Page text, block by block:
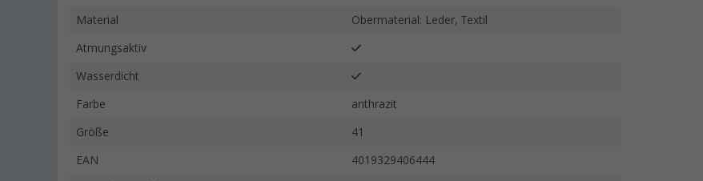
Material Obermaterial: Leder, Textil
Atmungsaktiv
Wasserdicht
Farbe anthrazit
Größe 41
EAN 4019329406444